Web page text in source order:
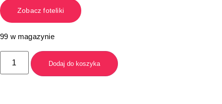
Zobacz foteliki
99 w magazynie
Dodaj do koszyka